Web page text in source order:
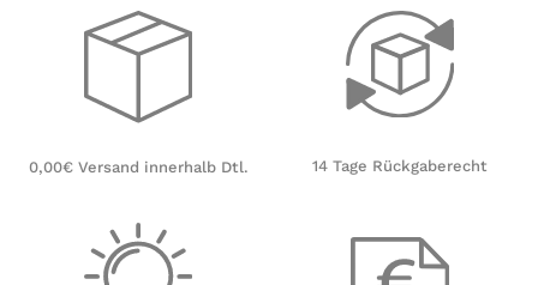
0,00€ Versand innerhalb Dtl. 14 Tage Rückgaberecht